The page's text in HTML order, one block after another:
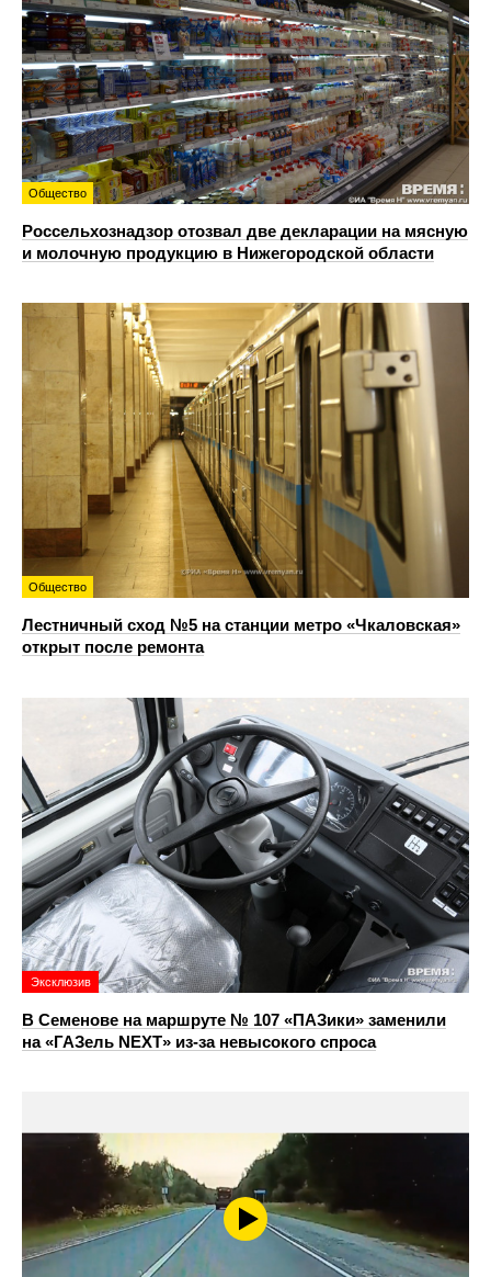
Общество
Россельхознадзор отозвал две декларации на мясную
и молочную продукцию в Нижегородской области
Общество
Лестничный сход №5 на станции метро «Чкаловская»
открыт после ремонта
Эксклюзив
В Семенове на маршруте № 107 «ПАЗики» заменили
на «ГАЗель NEXT» из‑за невысокого спроса